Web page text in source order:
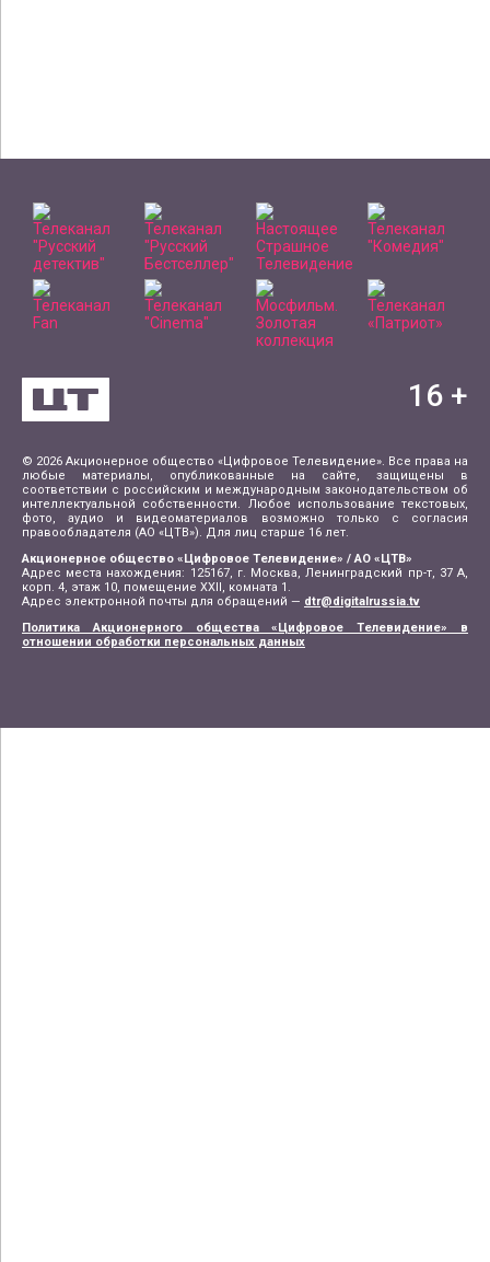
© 2026 Акционерное общество «Цифровое Телевидение». Все права на
любые материалы, опубликованные на сайте, защищены в
соответствии с российским и международным законодательством об
интеллектуальной собственности. Любое использование текстовых,
фото, аудио и видеоматериалов возможно только с согласия
правообладателя (АО «ЦТВ»). Для лиц старше 16 лет.
Акционерное общество «Цифровое Телевидение» / АО «ЦТВ»
Адрес места нахождения: 125167, г. Москва, Ленинградский пр-т, 37 А,
корп. 4, этаж 10, помещение XXII, комната 1.
Адрес электронной почты для обращений — dtr@digitalrussia.tv
Политика Акционерного общества «Цифровое Телевидение» в
отношении обработки персональных данных
16 +